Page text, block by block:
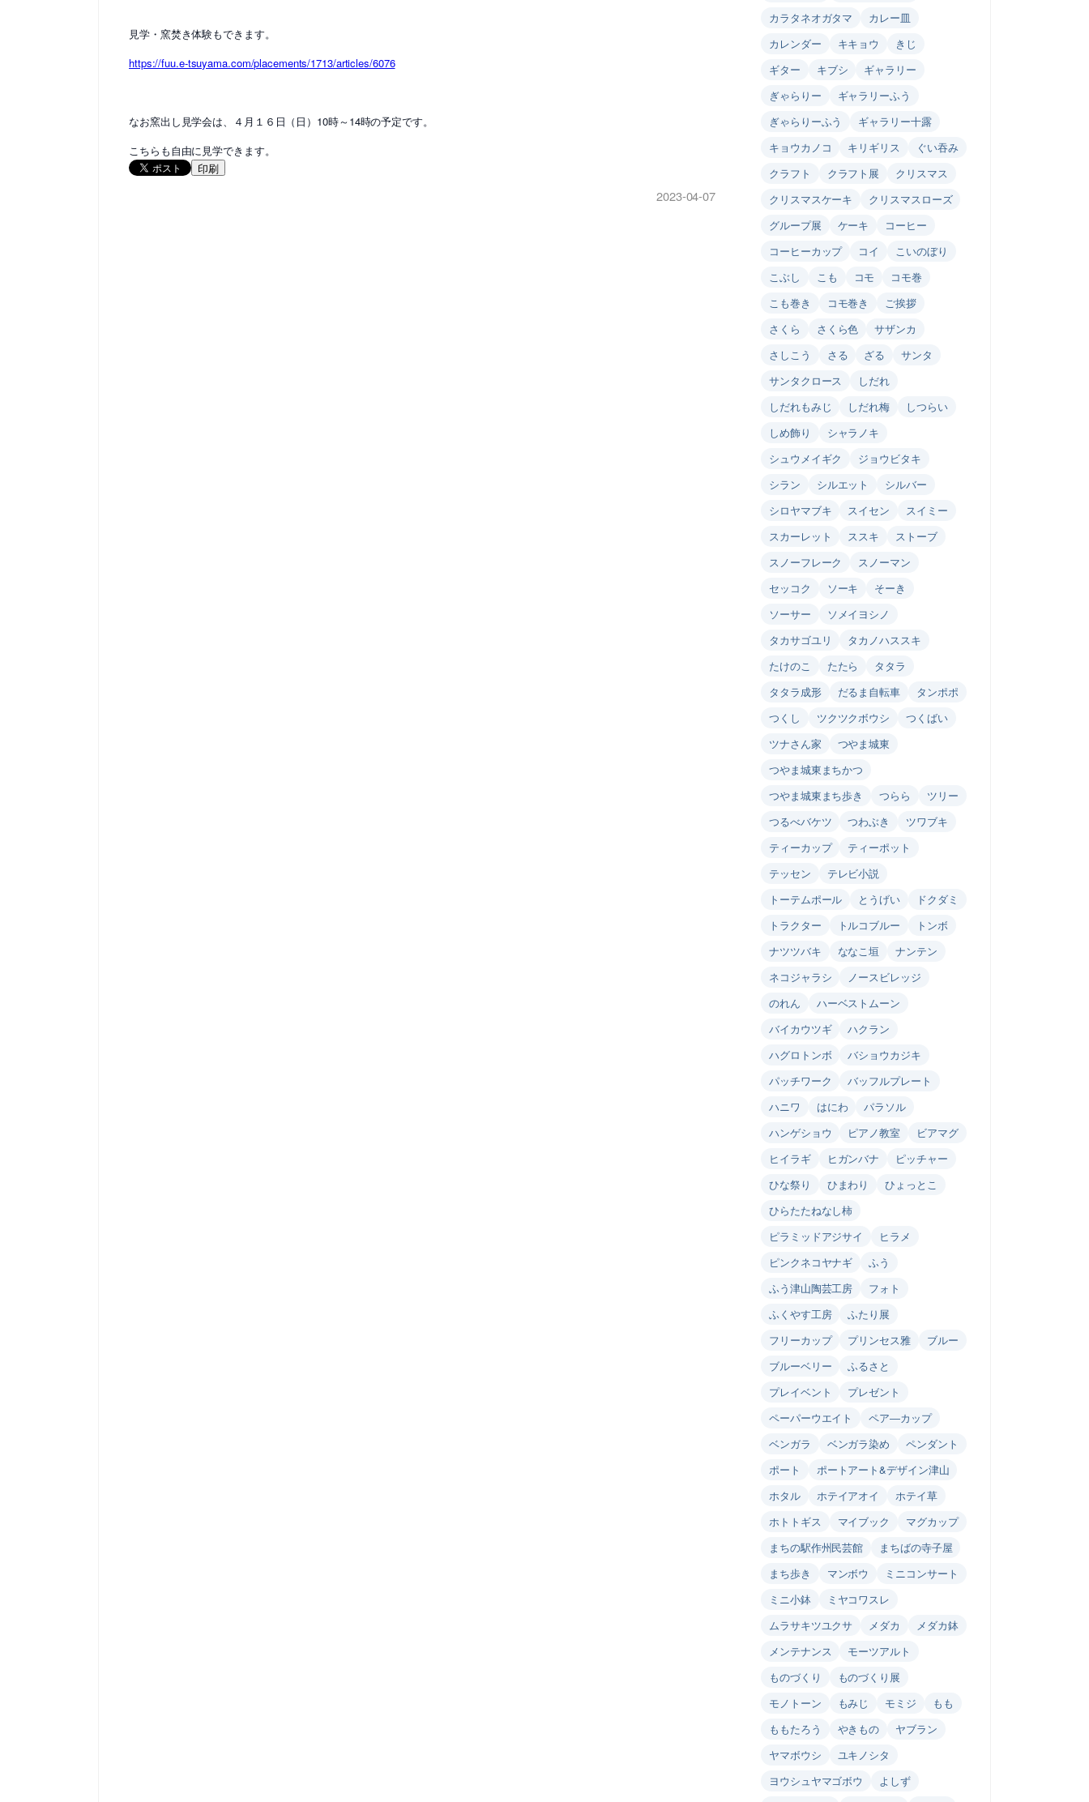
見学・窯焚き体験もできます。
https://fuu.e-tsuyama.com/placements/1713/articles/6076
なお窯出し見学会は、４月１６日（日）10時～14時の予定です。
こちらも自由に見学できます。
印刷
2023-04-07
カラタネオガタマ
カレー皿
カレンダー
キキョウ
きじ
ギター
キブシ
ギャラリー
ぎゃらりー
ギャラリーふう
ぎゃらりーふう
ギャラリー十露
キョウカノコ
キリギリス
ぐい吞み
クラフト
クラフト展
クリスマス
クリスマスケーキ
クリスマスローズ
グループ展
ケーキ
コーヒー
コーヒーカップ
コイ
こいのぼり
こぶし
こも コモ
コモ巻
こも巻き
コモ巻き
ご挨拶
さくら
さくら色
サザンカ
さしこう
さる ざる
サンタ
サンタクロース
しだれ
しだれもみじ
しだれ梅
しつらい
しめ飾り
シャラノキ
シュウメイギク
ジョウビタキ
シラン
シルエット
シルバー
シロヤマブキ
スイセン
スイミー
スカーレット
ススキ
ストーブ
スノーフレーク
スノーマン
セッコク
ソーキ
そーき
ソーサー
ソメイヨシノ
タカサゴユリ
タカノハススキ
たけのこ
たたら
タタラ
タタラ成形
だるま自転車
タンポポ
つくし
ツクツクボウシ
つくばい
ツナさん家
つやま城東
つやま城東まちかつ
つやま城東まち歩き
つらら
ツリー
つるべバケツ
つわぶき
ツワブキ
ティーカップ
ティーポット
テッセン
テレビ小説
トーテムポール
とうげい
ドクダミ
トラクター
トルコブルー
トンボ
ナツツバキ
ななこ垣
ナンテン
ネコジャラシ
ノースビレッジ
のれん
ハーベストムーン
バイカウツギ
ハクラン
ハグロトンボ
バショウカジキ
パッチワーク
バッフルプレート
ハニワ
はにわ
パラソル
ハンゲショウ
ピアノ教室
ビアマグ
ヒイラギ
ヒガンバナ
ピッチャー
ひな祭り
ひまわり
ひょっとこ
ひらたたねなし柿
ピラミッドアジサイ
ヒラメ
ピンクネコヤナギ
ふう
ふう津山陶芸工房
フォト
ふくやす工房
ふたり展
フリーカップ
プリンセス雅
ブルー
ブルーベリー
ふるさと
プレイベント
プレゼント
ペーパーウエイト
ペア―カップ
ベンガラ
ベンガラ染め
ペンダント
ポート
ポートアート&デザイン津山
ホタル
ホテイアオイ
ホテイ草
ホトトギス
マイブック
マグカップ
まちの駅作州民芸館
まちばの寺子屋
まち歩き
マンボウ
ミニコンサート
ミニ小鉢
ミヤコワスレ
ムラサキツユクサ
メダカ
メダカ鉢
メンテナンス
モーツアルト
ものづくり
ものづくり展
モノトーン
もみじ モミジ
もも
ももたろう
やきもの
ヤブラン
ヤマボウシ
ユキノシタ
ヨウシュヤマゴボウ
よしず